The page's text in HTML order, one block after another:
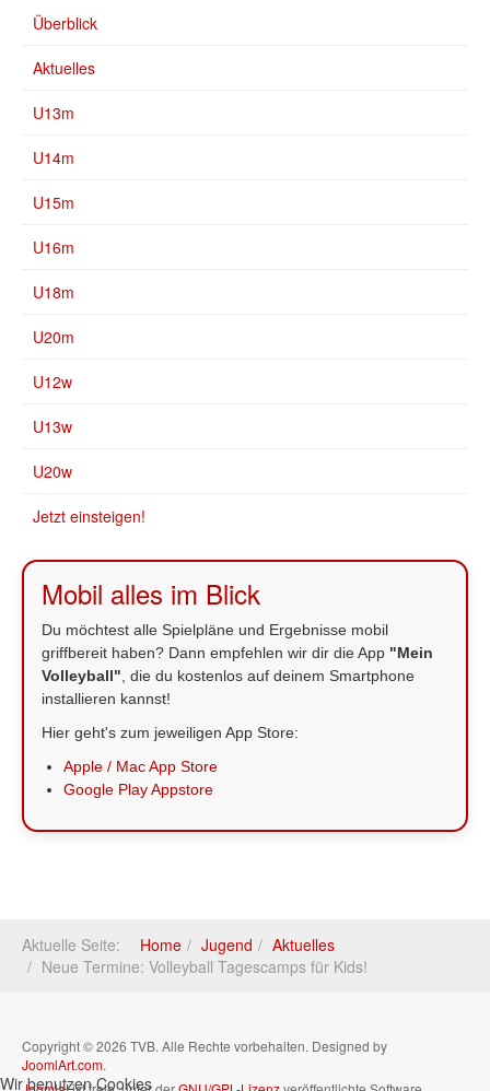
Überblick
Aktuelles
U13m
U14m
U15m
U16m
U18m
U20m
U12w
U13w
U20w
Jetzt einsteigen!
Mobil alles im Blick
Du möchtest alle Spielpläne und Ergebnisse mobil
griffbereit haben? Dann empfehlen wir dir die App "Mein
Volleyball" , die du kostenlos auf deinem Smartphone
installieren kannst!
Hier geht's zum jeweiligen App Store:
Apple / Mac App Store
Google Play Appstore
Aktuelle Seite: Home Jugend
Aktuelles
Neue Termine: Volleyball Tagescamps für Kids!
Copyright © 2026 TVB. Alle Rechte vorbehalten. Designed by
JoomlArt.com.
Wir benutzen Cookies